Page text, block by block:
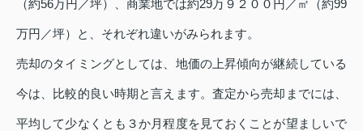
（約56万円／坪）、商業地では約29万９２００円／㎡（約99
万円／坪）と、それぞれ違いがみられます。
売却のタイミングとしては、地価の上昇傾向が継続している
今は、比較的良い時期と言えます。査定から売却までには、
平均して少なくとも３か月程度を見ておくことが望ましいで